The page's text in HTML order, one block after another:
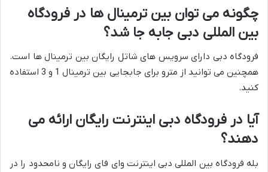
چگونه می توان بین ترمینال ها در فرودگاه
بین المللی دبی جابه جا شد؟
فرودگاه دبی دارای سرویس های شاتل رایگان بین ترمینال ها است.
همچنین می توانید از مترو برای جابجایی بین ترمینال 1 و 3 استفاده
کنید.
آیا در فرودگاه دبی اینترنت رایگان ارائه می
دهند؟
بله فرودگاه بین المللی دبی اینترنت وای فای رایگان و نامحدود را در